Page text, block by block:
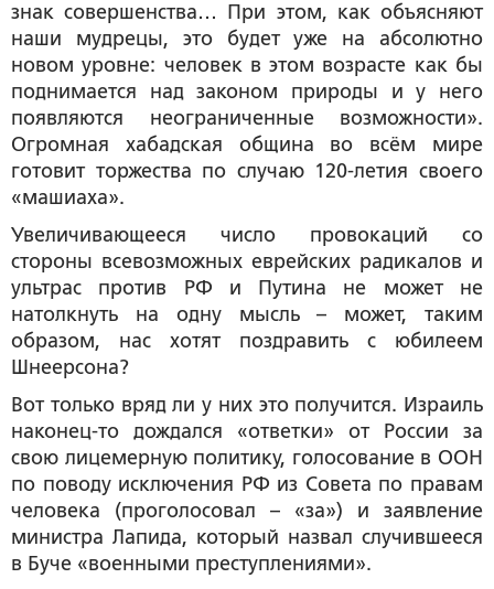
знак совершенства… При этом, как объясняют
наши мудрецы, это будет уже на абсолютно
новом уровне: человек в этом возрасте как бы
поднимается над законом природы и у него
появляются неограниченные возможности».
Огромная хабадская община во всём мире
готовит торжества по случаю 120-летия своего
«машиаха».
Увеличивающееся число провокаций со
стороны всевозможных еврейских радикалов и
ультрас против РФ и Путина не может не
натолкнуть на одну мысль – может, таким
образом, нас хотят поздравить с юбилеем
Шнеерсона?
Вот только вряд ли у них это получится. Израиль
наконец-то дождался «ответки» от России за
свою лицемерную политику, голосование в ООН
по поводу исключения РФ из Совета по правам
человека (проголосовал – «за») и заявление
министра Лапида, который назвал случившееся
в Буче «военными преступлениями».